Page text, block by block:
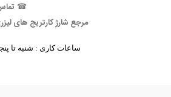
☎
مرجع شارژ کارتریج های لیزری :
ساعات کاری : شنبه تا پنجشنبه